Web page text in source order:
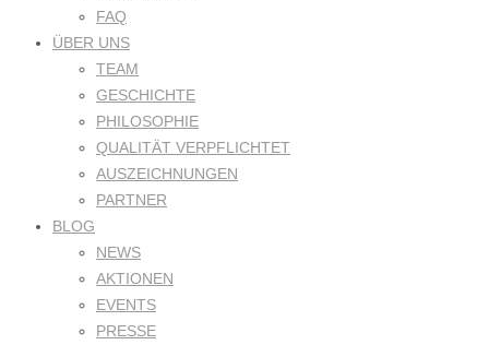
FAQ
ÜBER UNS
TEAM
GESCHICHTE
PHILOSOPHIE
QUALITÄT VERPFLICHTET
AUSZEICHNUNGEN
PARTNER
BLOG
NEWS
AKTIONEN
EVENTS
PRESSE